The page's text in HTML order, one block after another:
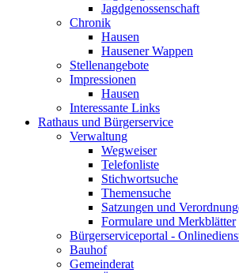
Jagdgenossenschaft
Chronik
Hausen
Hausener Wappen
Stellenangebote
Impressionen
Hausen
Interessante Links
Rathaus und Bürgerservice
Verwaltung
Wegweiser
Telefonliste
Stichwortsuche
Themensuche
Satzungen und
Formulare und Merkblätter
Bürgerserviceportal -
Bauhof
Gemeinderat